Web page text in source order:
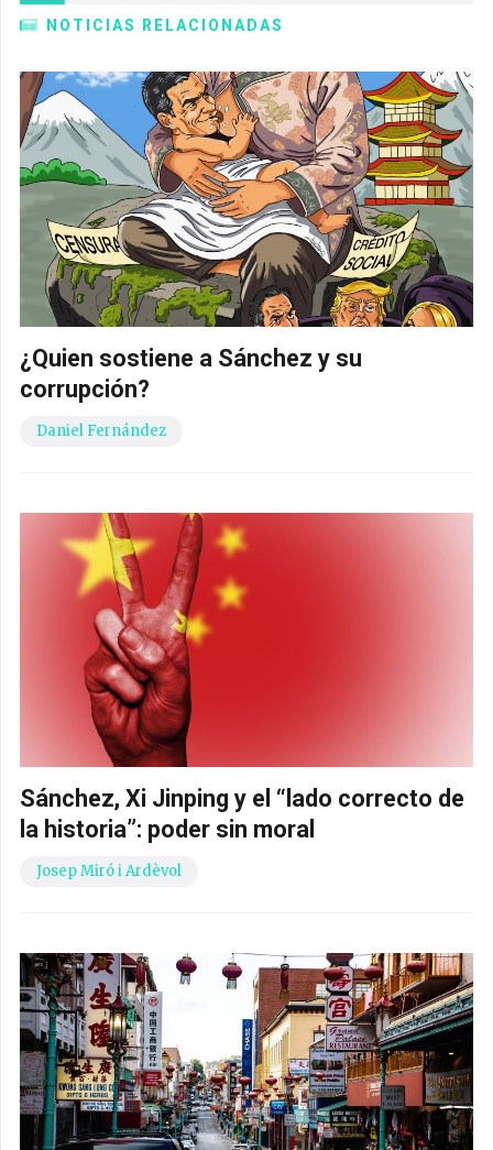
NOTICIAS RELACIONADAS
¿Quien sostiene a Sánchez y su
corrupción?
Daniel Fernández
Sánchez, Xi Jinping y el “lado correcto de
la historia”: poder sin moral
Josep Miró i Ardèvol